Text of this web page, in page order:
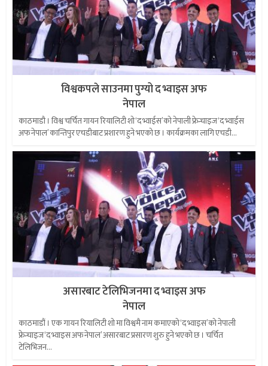
विश्वकपले साउनमा पुग्यो द भ्वाइस अफ
नेपाल
काठमाडौ । विश्व चर्चित गायन रियालिटी शो ‘द भ्वाईस’को नेपाली फ्रेन्चाइज ‘द भ्वाईस
अफ नेपाल’ कान्तिपुर एचडीबाट प्रशारण हुने भएको छ । कार्यक्रमका लागि एचडी...
असारबाट टेलिभिजनमा द भ्वाइस अफ
नेपाल
काठमाडौं । एक गायन रियालिटी शो मा विश्वमै नाम कमाएको ‘द भ्वाइस’को नेपाली
फ्रेन्चाइज ‘द भ्वाइस अफ नेपाल’ असारबाट प्रसारण शुरु हुने भएको छ । चर्चित
टेलिभिजन...